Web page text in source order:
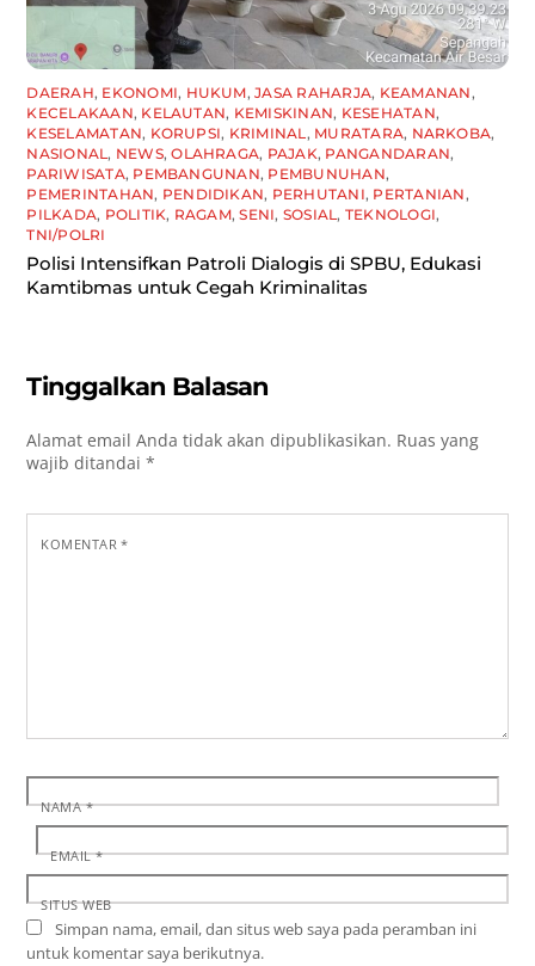
DAERAH, EKONOMI, HUKUM,JASA RAHARJA, KEAMANAN ,
KECELAKAAN, KELAUTAN, KEMISKINAN, KESEHATAN,
KESELAMATAN, KORUPSI, KRIMINAL , MURATARA, NARKOBA,
NASIONAL , NEWS,OLAHRAGA, PAJAK, PANGANDARAN,
PARIWISATA, PEMBANGUNAN, PEMBUNUHAN,
PEMERINTAHAN, PENDIDIKAN, PERHUTANI, PERTANIAN ,
PILKADA, POLITIK, RAGAM,SENI, SOSIAL , TEKNOLOGI,
TNI/POLRI
Polisi Intensifkan Patroli Dialogis di SPBU, Edukasi
Kamtibmas untuk Cegah Kriminalitas
Tinggalkan Balasan
Alamat email Anda tidak akan dipublikasikan. Ruas yang
wajib ditandai*
KOMENTAR*
NAMA*
EMAIL*
SITUS WEB
Simpan nama, email, dan situs web saya pada peramban ini
untuk komentar saya berikutnya.